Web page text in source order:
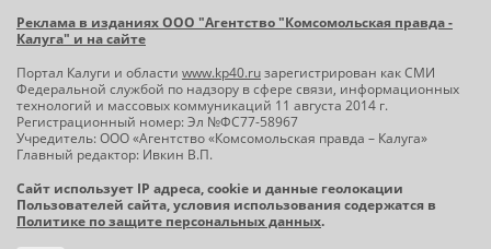
Реклама в изданиях ООО "Агентство "Комсомольская правда -
Калуга" и на сайте
Портал Калуги и области www.kp40.ruзарегистрирован как СМИ
Федеральной службой по надзору в сфере связи, информационных
технологий и массовых коммуникаций 11 августа 2014 г.
Регистрационный номер: Эл №ФС77-58967
Учредитель: ООО «Агентство «Комсомольская правда – Калуга»
Главный редактор: Ивкин В.П.
Сайт использует IP адреса, cookie и данные геолокации
Пользователей сайта, условия использования содержатся в
Политике по защите персональных данных.